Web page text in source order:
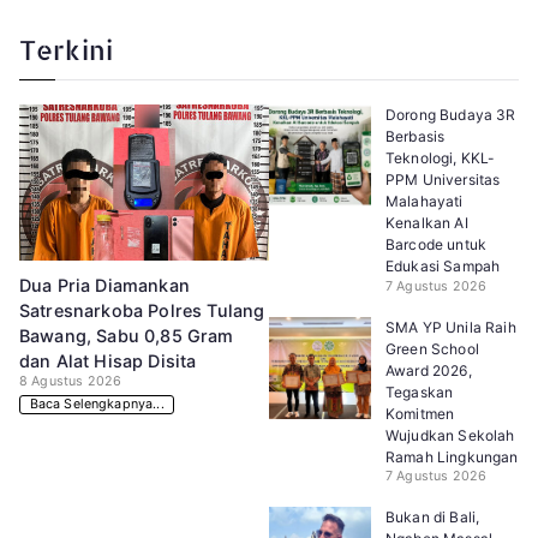
Terkini
Dua Pria Diamankan
Satresnarkoba Polres Tulang
Bawang, Sabu 0,85 Gram
dan Alat Hisap Disita
8 Agustus 2026
Baca Selengkapnya...
Dorong Budaya 3R
Berbasis
Teknologi, KKL-
PPM Universitas
Malahayati
Kenalkan AI
Barcode untuk
Edukasi Sampah
7 Agustus 2026
SMA YP Unila Raih
Green School
Award 2026,
Tegaskan
Komitmen
Wujudkan Sekolah
Ramah Lingkungan
7 Agustus 2026
Bukan di Bali,